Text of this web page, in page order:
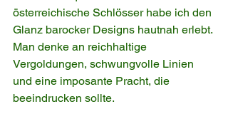
österreichische Schlösser habe ich den
Glanz barocker Designs hautnah erlebt.
Man denke an reichhaltige
Vergoldungen, schwungvolle Linien
und eine imposante Pracht, die
beeindrucken sollte.